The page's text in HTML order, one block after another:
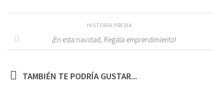
HISTORIA PREVIA
¡En esta navidad, Regala emprendimiento!
TAMBIÉN TE PODRÍA GUSTAR...